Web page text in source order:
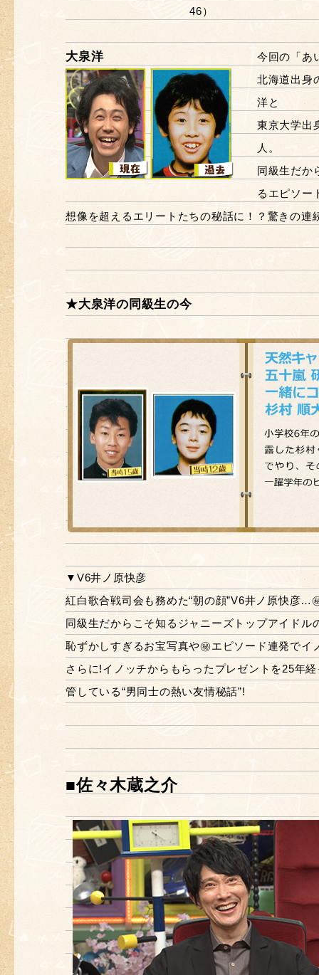
46）
大泉洋
今回の「あ
北海道出身
洋と
東京大学出
人。
同級生だか
るエピソー
想像を超えるエリートたちの秘話に！？驚きの連
★大泉洋の同級生の今
▼V6井ノ原快彦
紅白歌合戦司会も務めた“朝の顔”V6井ノ原快彦…
同級生だからこそ知るジャニーズトップアイドル
恥ずかしすぎるお宝写真や㊙エピソード連発でイ
さらに!イノッチからもらったプレゼントを25年
管している“男同士の熱い友情秘話”!
■佐々木蔵之介